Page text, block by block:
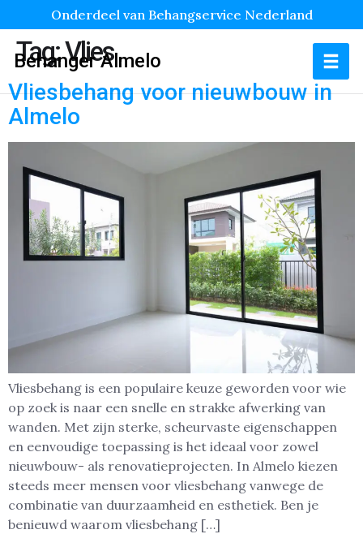
Onderdeel van Behangservice Nederland
Behanger Almelo
Tag:Vlies
Vliesbehang voor nieuwbouw in
Almelo
Vliesbehang is een populaire keuze geworden voor wie
op zoek is naar een snelle en strakke afwerking van
wanden. Met zijn sterke, scheurvaste eigenschappen
en eenvoudige toepassing is het ideaal voor zowel
nieuwbouw- als renovatieprojecten. In Almelo kiezen
steeds meer mensen voor vliesbehang vanwege de
combinatie van duurzaamheid en esthetiek. Ben je
benieuwd waarom vliesbehang […]